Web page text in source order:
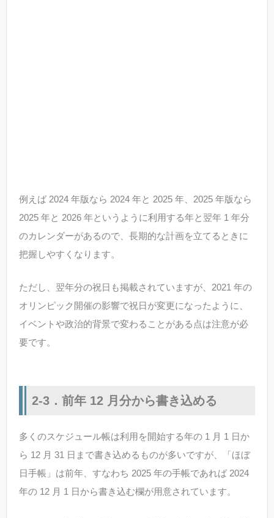
例えば 2024 年版なら 2024 年と 2025 年、2025 年版なら
2025 年と 2026 年というように利用する年と翌年 1 年分
のカレンダーがあるので、長期的な計画を立てるときに
把握しやすくなります。
ただし、翌年分の祝日も掲載されていますが、2021 年の
オリンピック開催の影響で祝日が変更になったように、
イベントや政治的背景で変わることがある点は注意が必
要です。
2-3．前年 12 月分から書き込める
多くのスケジュール帳は利用を開始する年の 1 月 1 日か
ら 12 月 31 日まで書き込めるものが多いですが、「ほぼ
日手帳」は前年、すなわち 2025 年の手帳であれば 2024
年の 12 月 1 日から書き込む欄が用意されています。